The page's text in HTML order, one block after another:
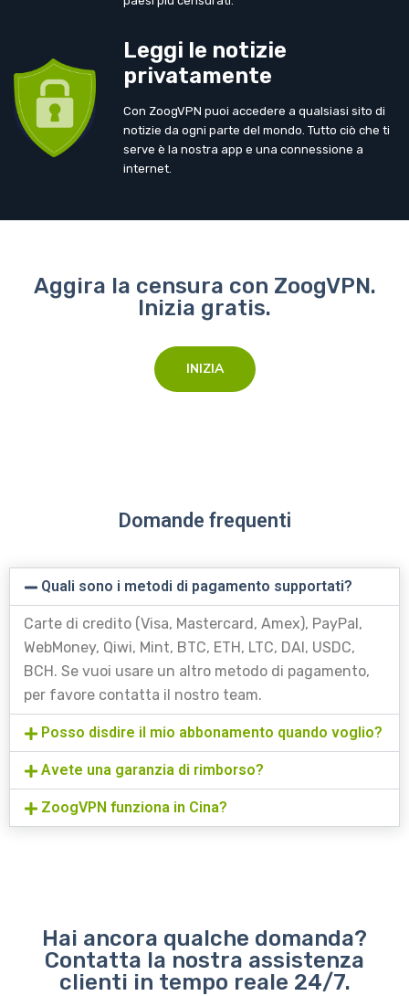
Leggi le notizie
privatamente
Con ZoogVPN puoi accedere a qualsiasi sito di
notizie da ogni parte del mondo. Tutto ciò che ti
serve è la nostra app e una connessione a
internet.
Aggira la censura con ZoogVPN.
Inizia gratis.
INIZIA
Domande frequenti
Quali sono i metodi di pagamento supportati?
Carte di credito (Visa, Mastercard, Amex), PayPal,
WebMoney, Qiwi, Mint, BTC, ETH, LTC, DAI, USDC,
BCH. Se vuoi usare un altro metodo di pagamento,
per favore contatta il nostro team.
Posso disdire il mio abbonamento quando voglio?
Avete una garanzia di rimborso?
ZoogVPN funziona in Cina?
Hai ancora qualche domanda?
Contatta la nostra assistenza
clienti in tempo reale 24/7.